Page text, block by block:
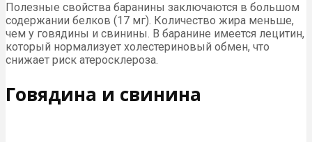
Полезные свойства баранины заключаются в большом
содержании белков (17 мг). Количество жира меньше,
чем у говядины и свинины. В баранине имеется лецитин,
который нормализует холестериновый обмен, что
снижает риск атеросклероза.
Говядина и свинина